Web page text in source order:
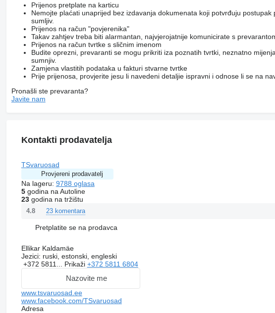
Prijenos pretplate na karticu
Nemojte plaćati unaprijed bez izdavanja dokumenata koji potvrđuju
sumljiv.
Prijenos na račun "povjerenika"
Takav zahtjev treba biti alarmantan, najvjerojatnije komunicirate s
Prijenos na račun tvrtke s sličnim imenom
Budite oprezni, prevaranti se mogu prikriti iza poznatih tvrtki, neznatno
sumnjiv.
Zamjena vlastitih podataka u fakturi stvarne tvrtke
Prije prijenosa, provjerite jesu li navedeni detaljie ispravni i odnose li se na
Pronašli ste prevaranta?
Javite nam
Kontakti prodavatelja
TSvaruosad
Provjereni prodavatelj
Na lageru: 9788 oglasa
5godina na Autoline
23godina na tržištu
4.8 23 komentara
Pretplatite se na prodavca
Ellikar Kaldamäe
Jezici: ruski, estonski, engleski
+372 5811... Prikaži +372 5811 6804
Nazovite me
www.tsvaruosad.ee
www.facebook.com/TSvaruosad
Adresa